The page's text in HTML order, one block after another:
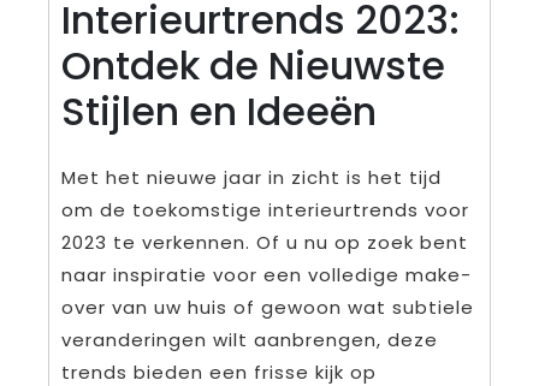
Interieurtrends 2023:
Ontdek de Nieuwste
Stijlen en Ideeën
Met het nieuwe jaar in zicht is het tijd
om de toekomstige interieurtrends voor
2023 te verkennen. Of u nu op zoek bent
naar inspiratie voor een volledige make-
over van uw huis of gewoon wat subtiele
veranderingen wilt aanbrengen, deze
trends bieden een frisse kijk op